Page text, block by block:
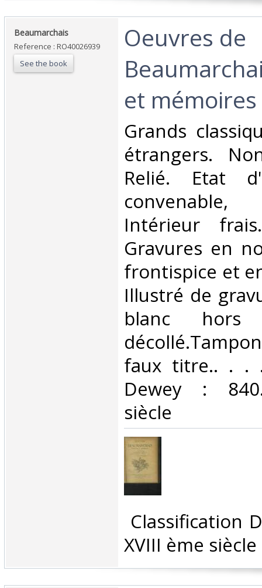
‎Beaumarchais‎
Reference : RO40026939
See the book
‎Oeuvres de
et mémoires‎
‎Grands
étrangers.
Relié. Etat
Intérieur
Gravures en
frontispice et
Illustré de
blanc hors
faux titre.. . .
Dewey :
siècle‎
Classification
XVIII ème siècle‎